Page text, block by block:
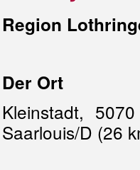
Region
Der Ort
Kleinstadt,
Saarlouis/D (26